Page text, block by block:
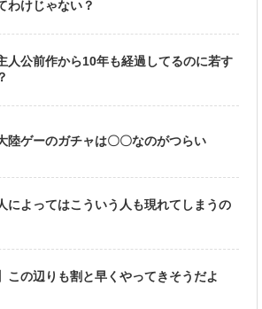
わけじゃない？
人公前作から10年も経過してるのに若す
陸ゲーのガチャは〇〇なのがつらい
によってはこういう人も現れてしまうの
この辺りも割と早くやってきそうだよ